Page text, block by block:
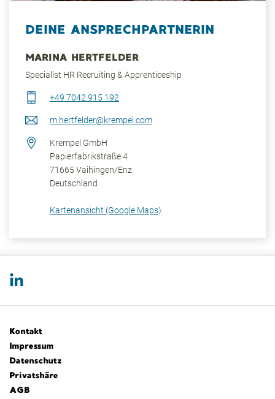
DEINE ANSPRECHPARTNERIN
MARINA HERTFELDER
Specialist HR Recruiting & Apprenticeship
+49 7042 915 192
m.hertfelder@krempel.com
Krempel GmbH
Papierfabrikstraße 4
71665 Vaihingen/Enz
Deutschland
Kartenansicht (Google Maps)
Kontakt
Impressum
Datenschutz
Privatshäre
AGB